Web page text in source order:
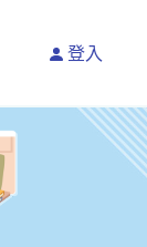
登入